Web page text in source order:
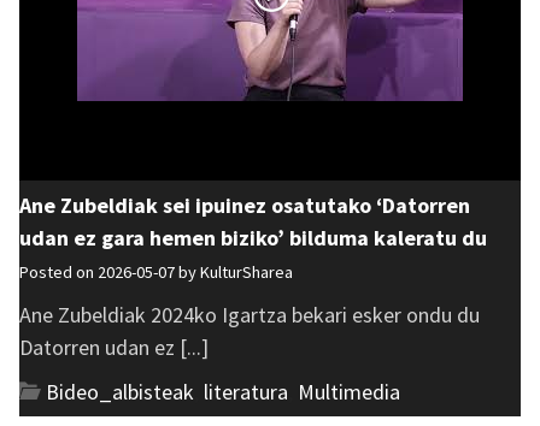
Ane Zubeldiak sei ipuinez osatutako ‘Datorren
udan ez gara hemen biziko’ bilduma kaleratu du
Posted on 2026-05-07 byKulturSharea
Ane Zubeldiak 2024ko Igartza bekari esker ondu du
Datorren udan ez [...]
Bideo_albisteak literatura Multimedia